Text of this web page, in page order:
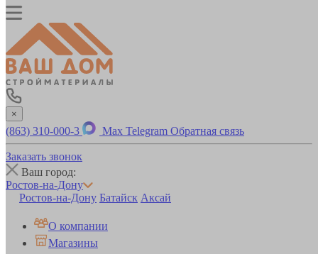
×
(863) 310-000-3 Max Telegram Обратная связь
Заказать звонок
Ваш город:
Ростов-на-Дону
Ростов-на-Дону Батайск Аксай
О компании
Магазины